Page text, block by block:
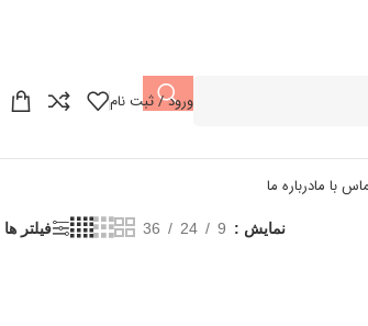
ورود / ثبت نام
با مادرباره ما
نمایش 9
24
36 فیلتر ها